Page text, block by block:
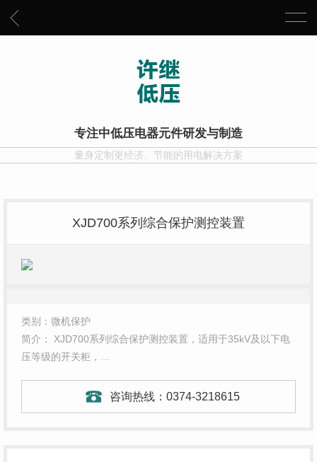
专注中低压电器元件研发与制造
量身定制更经济、节能的用电解决方案
XJD700系列综合保护测控装置
类别：微机保护
简介： XJD700系列综合保护测控装置，适用于35kV及以下电
压等级的开关柜，…
咨询热线： 0374-3218615